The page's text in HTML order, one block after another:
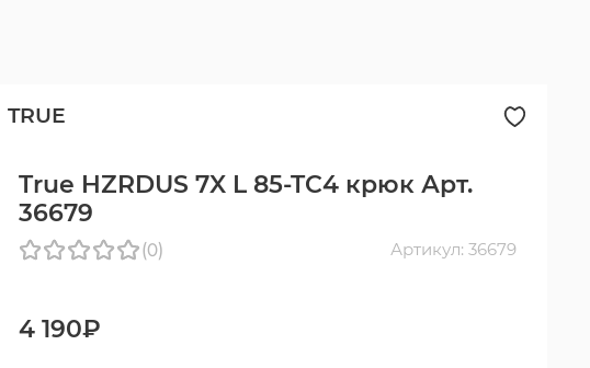
TRUE
True HZRDUS 7X L 85-TC4 крюк Арт.
36679
(0) Артикул: 36679
4 190₽